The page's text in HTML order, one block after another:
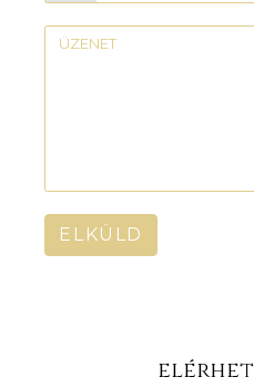
ELKÜLD